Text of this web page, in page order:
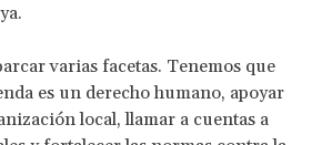
varias facetas. Tenemos que
es un derecho humano, apoyar
local, llamar a cuentas a